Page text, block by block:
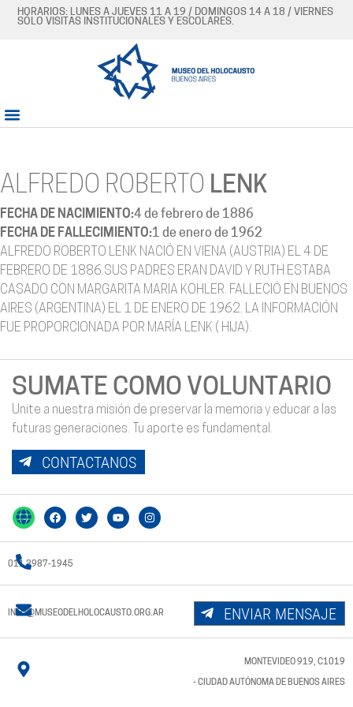
HORARIOS: LUNES A JUEVES 11 A 19 / DOMINGOS 14 A 18 / VIERNES
SÓLO VISITAS INSTITUCIONALES Y ESCOLARES.
ALFREDO ROBERTO LENK
FECHA DE NACIMIENTO:4 de febrero de 1886
FECHA DE FALLECIMIENTO:1 de enero de 1962
ALFREDO ROBERTO LENK NACIÓ EN VIENA (AUSTRIA) EL 4 DE
FEBRERO DE 1886.SUS PADRES ERAN DAVID Y RUTH.ESTABA
CASADO CON MARGARITA MARIA KOHLER. FALLECIÓ EN BUENOS
AIRES (ARGENTINA) EL 1 DE ENERO DE 1962. LA INFORMACIÓN
FUE PROPORCIONADA POR MARÍA LENK ( HIJA).
SUMATE COMO VOLUNTARIO
Unite a nuestra misión de preservar la memoria y educar a las
futuras generaciones. Tu aporte es fundamental.
CONTACTANOS
011 3987-1945
INFO@MUSEODELHOLOCAUSTO.ORG.AR ENVIAR MENSAJE
MONTEVIDEO 919, C1019
- CIUDAD AUTÓNOMA DE BUENOS AIRES